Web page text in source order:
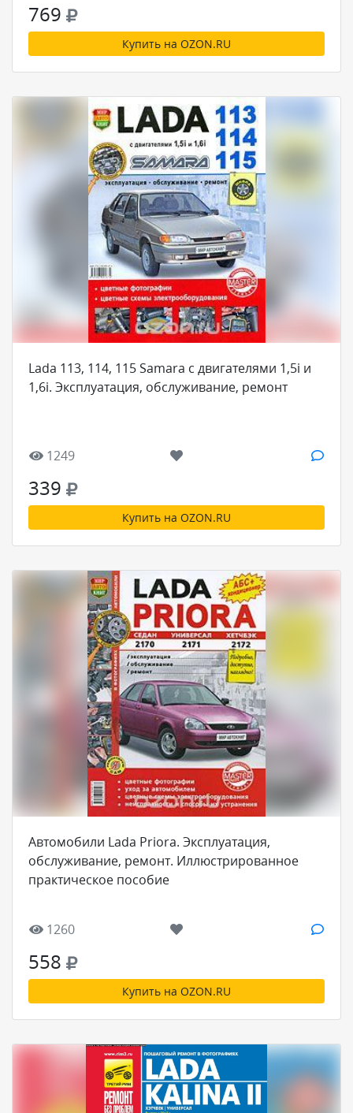
769
Купить на OZON.RU
Lada 113, 114, 115 Samara с двигателями 1,5i и
1,6i. Эксплуатация, обслуживание, ремонт
1249
339
Купить на OZON.RU
Автомобили Lada Priora. Эксплуатация,
обслуживание, ремонт. Иллюстрированное
практическое пособие
1260
558
Купить на OZON.RU